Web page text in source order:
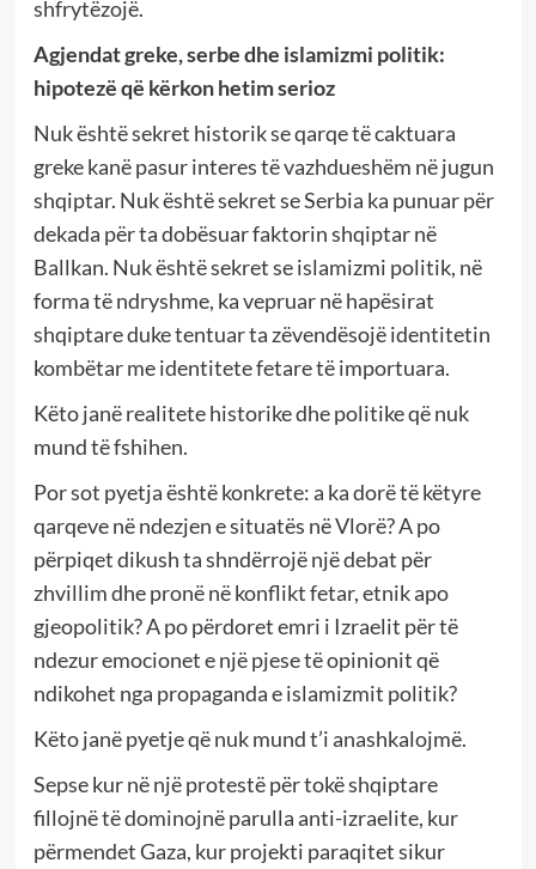
shfrytëzojë.
Agjendat greke, serbe dhe islamizmi politik:
hipotezë që kërkon hetim serioz
Nuk është sekret historik se qarqe të caktuara
greke kanë pasur interes të vazhdueshëm në jugun
shqiptar. Nuk është sekret se Serbia ka punuar për
dekada për ta dobësuar faktorin shqiptar në
Ballkan. Nuk është sekret se islamizmi politik, në
forma të ndryshme, ka vepruar në hapësirat
shqiptare duke tentuar ta zëvendësojë identitetin
kombëtar me identitete fetare të importuara.
Këto janë realitete historike dhe politike që nuk
mund të fshihen.
Por sot pyetja është konkrete: a ka dorë të këtyre
qarqeve në ndezjen e situatës në Vlorë? A po
përpiqet dikush ta shndërrojë një debat për
zhvillim dhe pronë në konflikt fetar, etnik apo
gjeopolitik? A po përdoret emri i Izraelit për të
ndezur emocionet e një pjese të opinionit që
ndikohet nga propaganda e islamizmit politik?
Këto janë pyetje që nuk mund t’i anashkalojmë.
Sepse kur në një protestë për tokë shqiptare
fillojnë të dominojnë parulla anti-izraelite, kur
përmendet Gaza, kur projekti paraqitet sikur